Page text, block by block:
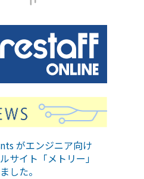
がエンジニア向け
サイト「メトリー」
した。